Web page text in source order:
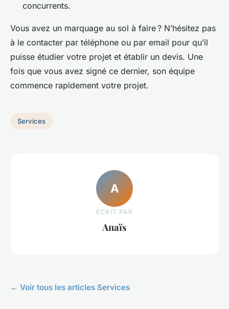
concurrents.
Vous avez un marquage au sol à faire ? N’hésitez pas
à le contacter par téléphone ou par email pour qu’il
puisse étudier votre projet et établir un devis. Une
fois que vous avez signé ce dernier, son équipe
commence rapidement votre projet.
Services
A
ECRIT PAR
Anaïs
← Voir tous les articles Services